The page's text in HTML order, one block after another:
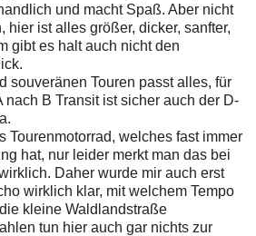
und macht Spaß. Aber nicht
hier ist alles größer, dicker, sanfter,
gibt es halt auch nicht den
souveränen Touren passt alles, für
nach B Transit ist sicher auch der D-
Tourenmotorrad, welches fast immer
hat, nur leider merkt man das bei
Daher wurde mir auch erst
wirklich klar, mit welchem Tempo
kleine Waldlandstraße
tun hier auch gar nichts zur